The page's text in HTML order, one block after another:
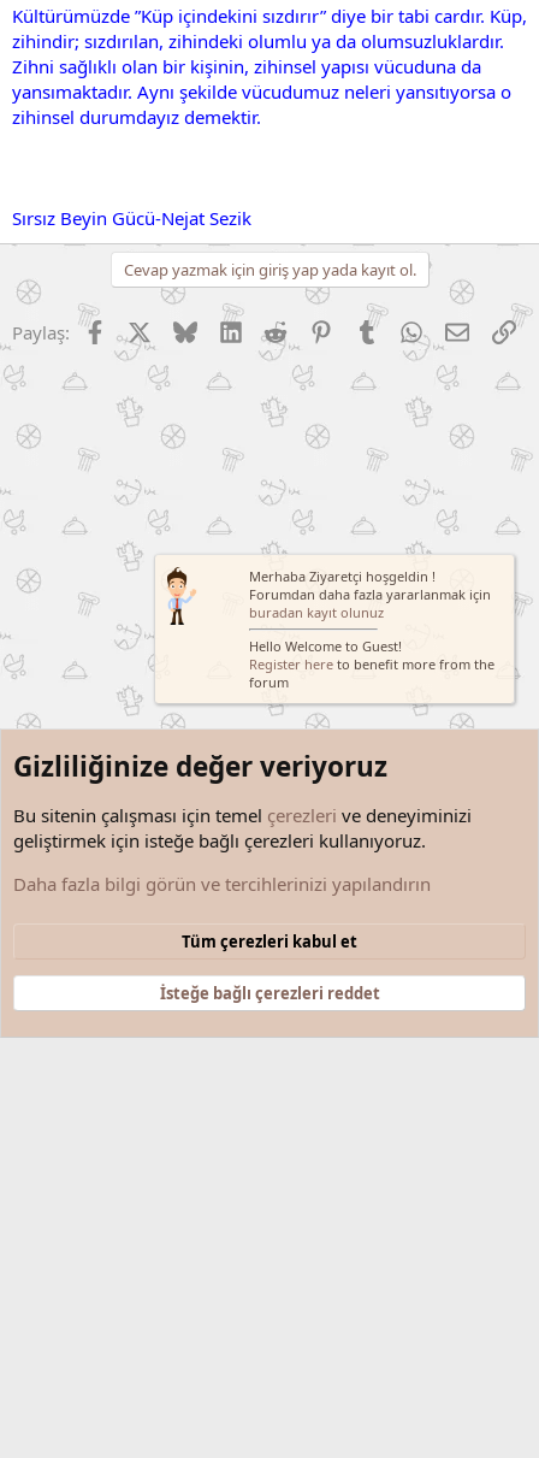
Kültürümüzde ”Küp içindekini sızdırır” diye bir tabi cardır. Küp,
zihindir; sızdırılan, zihindeki olumlu ya da olumsuzluklardır.
Zihni sağlıklı olan bir kişinin, zihinsel yapısı vücuduna da
yansımaktadır. Aynı şekilde vücudumuz neleri yansıtıyorsa o
zihinsel durumdayız demektir.
Sırsız Beyin Gücü-Nejat Sezik
Cevap yazmak için giriş yap yada kayıt ol.
Paylaş: FacebookX (Twitter)
BlueskyLinkedInReddit Pinterest
TumblrWhatsApp
E-posta
Şartlar ve kurallar Gizlilik politikası
Community platform by XenForo® © 2010-2025 XenForo Ltd.
Merhaba Ziyaretçi hoşgeldin !
Forumdan daha fazla yararlanmak için
buradan kayıt olunuz
Hello Welcome to Guest!
Register here to benefit more from the
forum
Gizliliğinize değer veriyoruz
Bu sitenin çalışması için temel çerezleri ve deneyiminizi
geliştirmek için isteğe bağlı çerezleri kullanıyoruz.
Daha fazla bilgi görün ve tercihlerinizi yapılandırın
Tüm çerezleri kabul et
İsteğe bağlı çerezleri reddet